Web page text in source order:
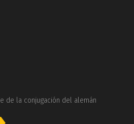
de la conjugación del alemán